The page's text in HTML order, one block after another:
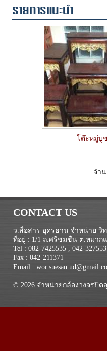
รายการแนะนำ
โต๊ะหมู่บู
จำ
CONTACT US
ว.สื่อสาร อุดรธาน จำหน่าย
ที่อยู่ : 1/1 ถ.ศรีชมชื่น ต.หมาก
Tel : 082-7425535 , 042-327553
Fax : 042-211371
Email :
© 2026 จำหน่ายกล้องวงจรปิด